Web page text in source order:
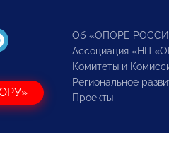
Об «ОПОРЕ
Ассоциация «НП
Комитеты и
Региональное
Проекты